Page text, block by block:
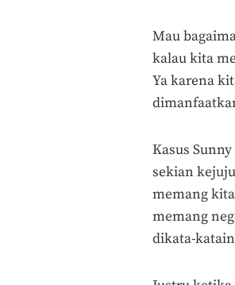
Mau
kalau kita
Ya karena
Kasus
sekian
memang
memang
dikata-